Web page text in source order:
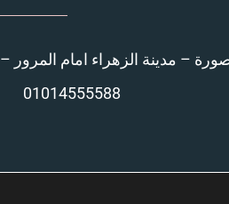
– مدينة الزهراء امام المرور – 12 ش بن خلدون
01014555588